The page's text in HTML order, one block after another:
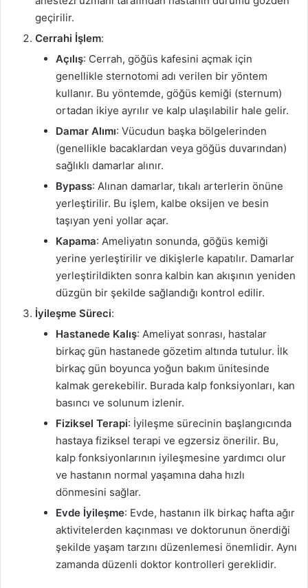
geçirilir.
Cerrahi İşlem:
Açılış: Cerrah, göğüs kafesini açmak için
genellikle sternotomi adı verilen bir yöntem
kullanır. Bu yöntemde, göğüs kemiği (sternum)
ortadan ikiye ayrılır ve kalp ulaşılabilir hale gelir.
Damar Alımı: Vücudun başka bölgelerinden
(genellikle bacaklardan veya göğüs duvarından)
sağlıklı damarlar alınır.
Bypass: Alınan damarlar, tıkalı arterlerin önüne
yerleştirilir. Bu işlem, kalbe oksijen ve besin
taşıyan yeni yollar açar.
Kapama: Ameliyatın sonunda, göğüs kemiği
yerine yerleştirilir ve dikişlerle kapatılır. Damarlar
yerleştirildikten sonra kalbin kan akışının yeniden
düzgün bir şekilde sağlandığı kontrol edilir.
İyileşme Süreci:
Hastanede Kalış: Ameliyat sonrası, hastalar
birkaç gün hastanede gözetim altında tutulur. İlk
birkaç gün boyunca yoğun bakım ünitesinde
kalmak gerekebilir. Burada kalp fonksiyonları, kan
basıncı ve solunum izlenir.
Fiziksel Terapi: İyileşme sürecinin başlangıcında
hastaya fiziksel terapi ve egzersiz önerilir. Bu,
kalp fonksiyonlarının iyileşmesine yardımcı olur
ve hastanın normal yaşamına daha hızlı
dönmesini sağlar.
Evde İyileşme: Evde, hastanın ilk birkaç hafta ağır
aktivitelerden kaçınması ve doktorunun önerdiği
şekilde yaşam tarzını düzenlemesi önemlidir. Aynı
zamanda düzenli doktor kontrolleri gereklidir.